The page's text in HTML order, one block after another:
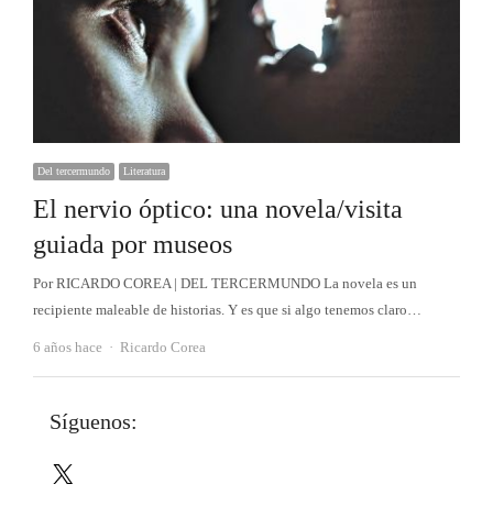
Del tercermundo Literatura
El nervio óptico: una novela/visita
guiada por museos
Por RICARDO COREA | DEL TERCERMUNDO La novela es un
recipiente maleable de historias. Y es que si algo tenemos claro…
6 años hace Autor
Ricardo Corea
Síguenos: